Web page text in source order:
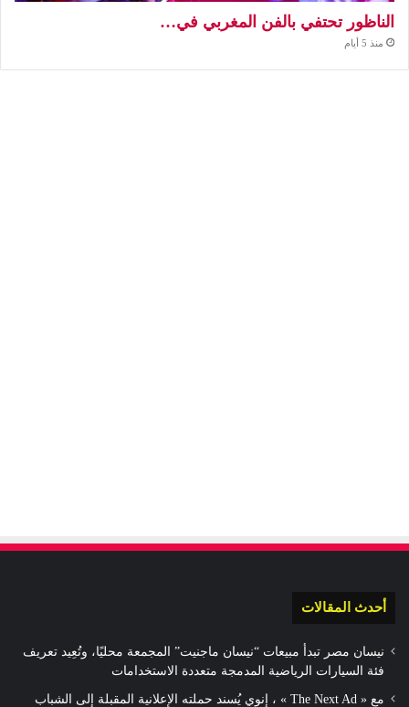
الناظور تحتفي بالفن المغربي في…
منذ 5 أيام
أحدث المقالات
نيسان مصر تبدأ مبيعات “نيسان ماجنيت” المجمعة محليًا، وتُعِيد تعريف
فئة السيارات الرياضية المدمجة متعددة الاستخدامات
مع « The Next Ad » ، إنوي يُسند حملته الإعلانية المقبلة إلى الشباب